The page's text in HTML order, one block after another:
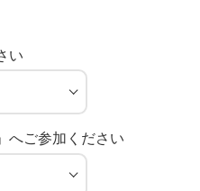
い
へご参加ください